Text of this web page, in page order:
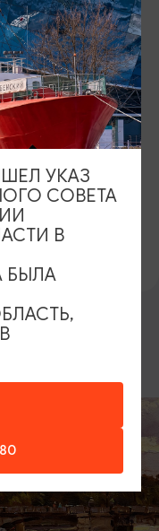
Открытие
филармонии
06.09.2026,
УКАЗ
СОВЕТА
В
БЫЛА